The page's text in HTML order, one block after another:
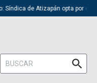
Síndica de Atizapán opta por el
Buscar: